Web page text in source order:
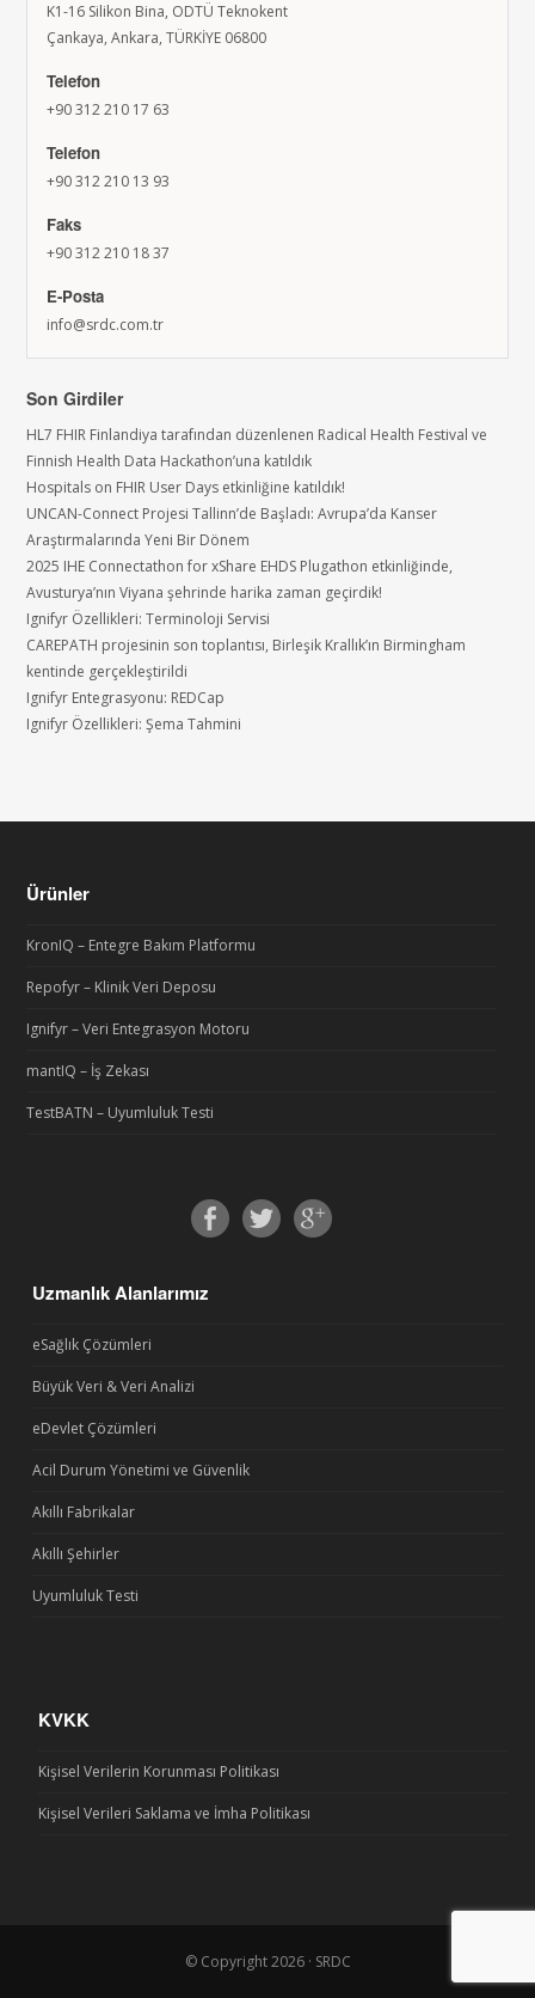
K1-16 Silikon Bina, ODTÜ Teknokent
Çankaya, Ankara, TÜRKİYE 06800
Telefon
+90 312 210 17 63
Telefon
+90 312 210 13 93
Faks
+90 312 210 18 37
E-Posta
info@srdc.com.tr
Son Girdiler
HL7 FHIR Finlandiya tarafından düzenlenen Radical Health Festival ve
Finnish Health Data Hackathon’una katıldık
Hospitals on FHIR User Days etkinliğine katıldık!
UNCAN-Connect Projesi Tallinn’de Başladı: Avrupa’da Kanser
Araştırmalarında Yeni Bir Dönem
2025 IHE Connectathon for xShare EHDS Plugathon etkinliğinde,
Avusturya’nın Viyana şehrinde harika zaman geçirdik!
Ignifyr Özellikleri: Terminoloji Servisi
CAREPATH projesinin son toplantısı, Birleşik Krallık’ın Birmingham
kentinde gerçekleştirildi
Ignifyr Entegrasyonu: REDCap
Ignifyr Özellikleri: Şema Tahmini
Ürünler
KronIQ – Entegre Bakım Platformu
Repofyr – Klinik Veri Deposu
Ignifyr – Veri Entegrasyon Motoru
mantIQ – İş Zekası
TestBATN – Uyumluluk Testi
Uzmanlık Alanlarımız
eSağlık Çözümleri
Büyük Veri & Veri Analizi
eDevlet Çözümleri
Acil Durum Yönetimi ve Güvenlik
Akıllı Fabrikalar
Akıllı Şehirler
Uyumluluk Testi
KVKK
Kişisel Verilerin Korunması Politikası
Kişisel Verileri Saklama ve İmha Politikası
© Copyright 2026 · SRDC